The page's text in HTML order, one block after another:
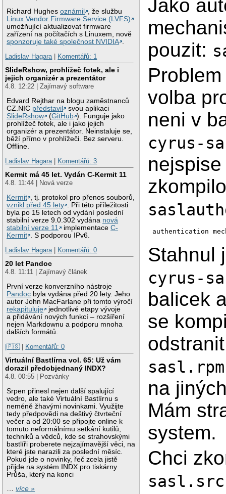
Richard Hughesoznámil
, že službu
Linux Vendor Firmware Service (LVFS)
umožňující aktualizovat firmware
zařízení na počítačích s Linuxem, nově
sponzoruje také společnost NVIDIA
Ladislav Hagara| Komentářů: 1
SlideRshow, prohlížeč fotek, ale i
jejich organizér a prezentátor
4.8. 12:22 | Zajímavý software
Edvard Rejthar na blogu zaměstnanců
CZ.NIC představil
svou aplikaci
SlideRshow
(GitHub ). Funguje jako
prohlížeč fotek, ale i jako jejich
organizér a prezentátor. Neinstaluje se,
běží přímo v prohlížeči. Bez serveru.
Offline.
Ladislav Hagara| Komentářů: 3
Kermit má 45 let. Vydán C-Kermit 11
4.8. 11:44 | Nová verze
Kermit
, tj. protokol pro přenos souborů,
vznikl před 45 lety
. Při této příležitosti
byla po 15 letech od vydání poslední
stabilní verze 9.0.302 vydána nová
stabilní verze 11
implementaceC-
Kermit
. S podporou IPv6.
Ladislav Hagara| Komentářů: 0
20 let Pandoc
4.8. 11:11 | Zajímavý článek
První verze konverzního nástroje
Pandoc byla vydána před 20 lety. Jeho
autor John MacFarlane při tomto výročí
rekapituluje
jednotlivé etapy vývoje
a přidávání nových funkcí – rozšíření
nejen Markdownu a podporu mnoha
dalších formátů.
|🇵🇸
Komentářů: 0
Virtuální Bastlírna vol. 65: Už vám
dorazil předobjednaný INDX?
4.8. 00:55 | Pozvánky
Srpen přinesl nejen další spalující
vedro, ale také Virtuální Bastlírnu s
neméně žhavými novinkami. Využijte
tedy předpovědi na deštivý čtvrteční
večer a od 20:00 se připojte online k
tomuto neformálnímu setkání kutilů,
techniků a vědců, kde se strahovskými
bastlíři proberete nejzajímavější věci, na
které jste narazili za poslední měsíc.
Pokud jde o novinky, řeč zcela jistě
přijde na systém INDX pro tiskárny
Průša, který na konci
…více »
Jako
pouzit:
volba
neni v
cyrus-
nejspise
Stahnul
cyrus-
balicek
se
sasl.rpm
na
Mám
system.
Chci